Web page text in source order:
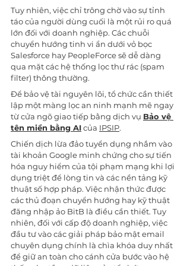
Tuy nhiên, việc chỉ trông chờ vào sự tỉnh
táo của người dùng cuối là một rủi ro quá
lớn đối với doanh nghiệp. Các chuỗi
chuyển hướng tinh vi ẩn dưới vỏ bọc
Salesforce hay PeopleForce sẽ dễ dàng
qua mặt các hệ thống lọc thư rác (spam
filter) thông thường.
Để bảo vệ tài nguyên lõi, tổ chức cần thiết
lập một màng lọc an ninh mạnh mẽ ngay
từ cửa ngõ giao tiếp bằng dịch vụ Bảo vệ
tên miền bằng AI của IPSIP.
Chiến dịch lừa đảo tuyển dụng nhắm vào
tài khoản Google minh chứng cho sự tiến
hóa nguy hiểm của tội phạm mạng khi lợi
dụng triệt để lòng tin và các nền tảng kỹ
thuật số hợp pháp. Việc nhận thức được
các thủ đoạn chuyển hướng hay kỹ thuật
đăng nhập ảo BitB là điều cần thiết. Tuy
nhiên, đối với cấp độ doanh nghiệp, việc
đầu tư vào các giải pháp bảo mật email
chuyên dụng chính là chìa khóa duy nhất
để giữ an toàn cho cánh cửa bước vào hệ